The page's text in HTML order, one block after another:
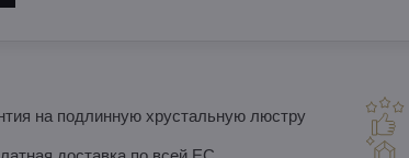
на подлинную хрустальную люстру